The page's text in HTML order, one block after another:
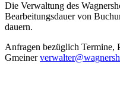
Die Verwaltung des
Bearbeitungsdauer von
dauern.
Anfragen bezüglich Termine,
Gmeiner